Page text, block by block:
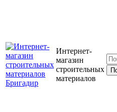
Интернет-
магазин
строительных
материалов